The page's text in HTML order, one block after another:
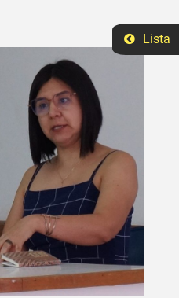
Ruano
Sociais
Lista